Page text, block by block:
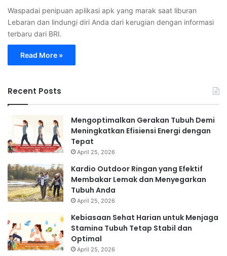
Waspadai penipuan aplikasi apk yang marak saat liburan
Lebaran dan lindungi diri Anda dari kerugian dengan informasi
terbaru dari BRI.
Read More »
Recent Posts
Mengoptimalkan Gerakan Tubuh Demi
Meningkatkan Efisiensi Energi dengan
Tepat
April 25, 2026
Kardio Outdoor Ringan yang Efektif
Membakar Lemak dan Menyegarkan
Tubuh Anda
April 25, 2026
Kebiasaan Sehat Harian untuk Menjaga
Stamina Tubuh Tetap Stabil dan
Optimal
April 25, 2026